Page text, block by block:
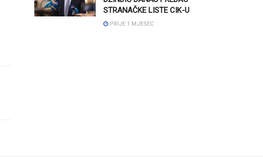
STRANAČKE LISTE CIK-U
PRIJE 1 MJESEC